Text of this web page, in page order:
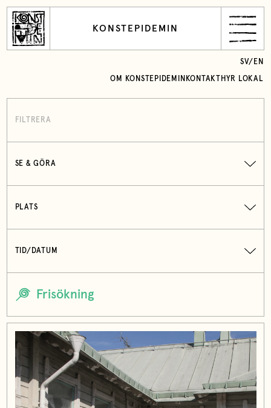
KONSTEPIDEMIN
OM KONSTEPIDEMIN KONTAKT HYR LOKAL
SV/ EN
FILTRERA
SE & GÖRA
PLATS
TID/DATUM